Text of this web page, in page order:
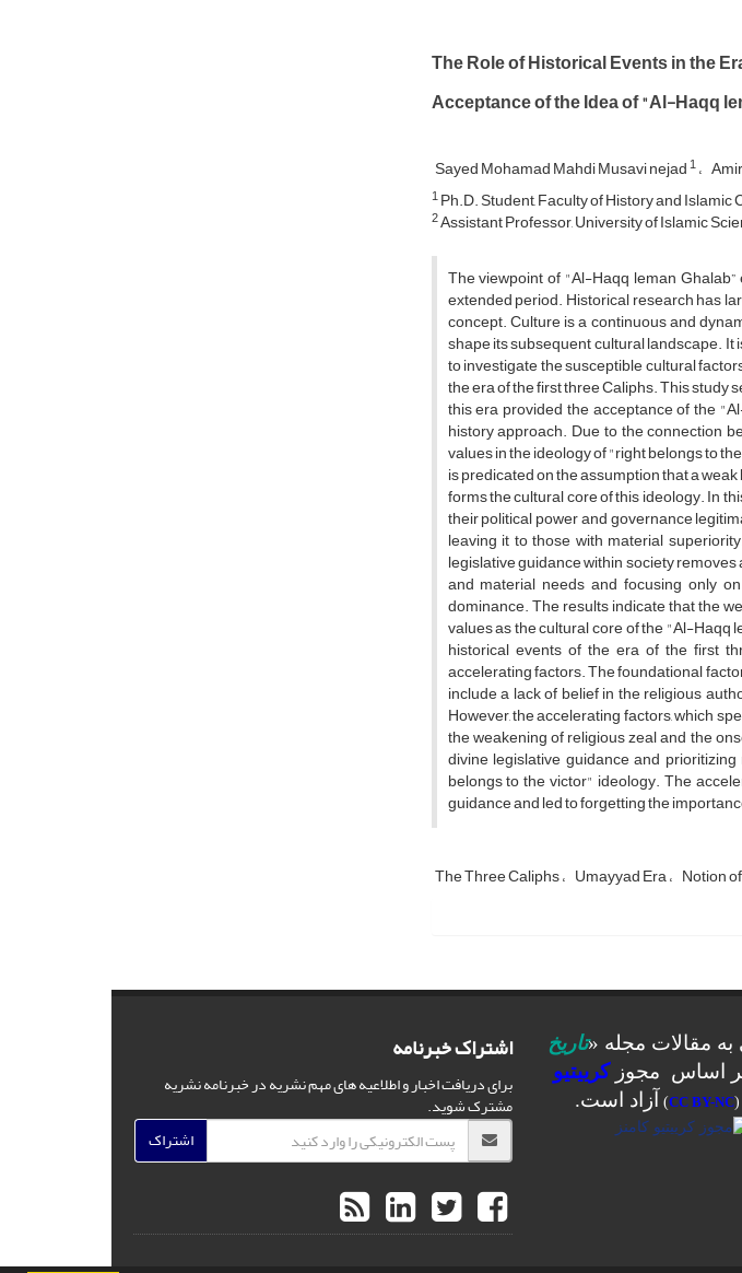
The Role of Historical Events in the
Acceptance of the Idea of "Al-Haqq
Sayed Mohamad Mahdi Musavi nejad1
1Ph.D. Student, Faculty of History and Islamic
2Assistant Professor, University of Islamic
The viewpoint of "Al-Haqq leman
extended period. Historical research has
concept. Culture is a continuous and
shape its subsequent cultural landscape.
to investigate the susceptible cultural
the era of the first three Caliphs. This study
this era provided the acceptance of the
history approach. Due to the connection
values in the ideology of "right belongs to
is predicated on the assumption that a
forms the cultural core of this ideology. In
their political power and governance
leaving it to those with material
legislative guidance within society
and material needs and focusing only
dominance. The results indicate that the
values as the cultural core of the "Al-Haqq
historical events of the era of the first
accelerating factors. The foundational
include a lack of belief in the religious
However, the accelerating factors, which
the weakening of religious zeal and the
divine legislative guidance and
belongs to the victor" ideology. The
guidance and led to forgetting the
The Three Caliphs Umayyad Era Notion
مقالات مجله «تاریخ
اساس مجوزکرییتیو
(
CC BY-NC
) آزاد است.
اشتراک خبرنامه
برای دریافت اخبار و اطلاعیه های مهم نشریه در خبرنامه نشریه
مشترک شوید.
اشتراک